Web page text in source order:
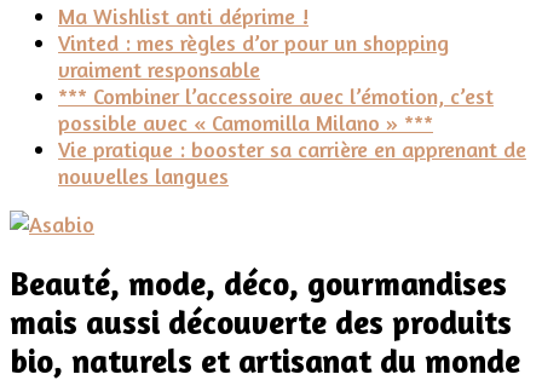
Ma Wishlist anti déprime !
Vinted : mes règles d’or pour un shopping
vraiment responsable
*** Combiner l’accessoire avec l’émotion, c’est
possible avec « Camomilla Milano » ***
Vie pratique : booster sa carrière en apprenant de
nouvelles langues
Beauté, mode, déco, gourmandises
mais aussi découverte des produits
bio, naturels et artisanat du monde